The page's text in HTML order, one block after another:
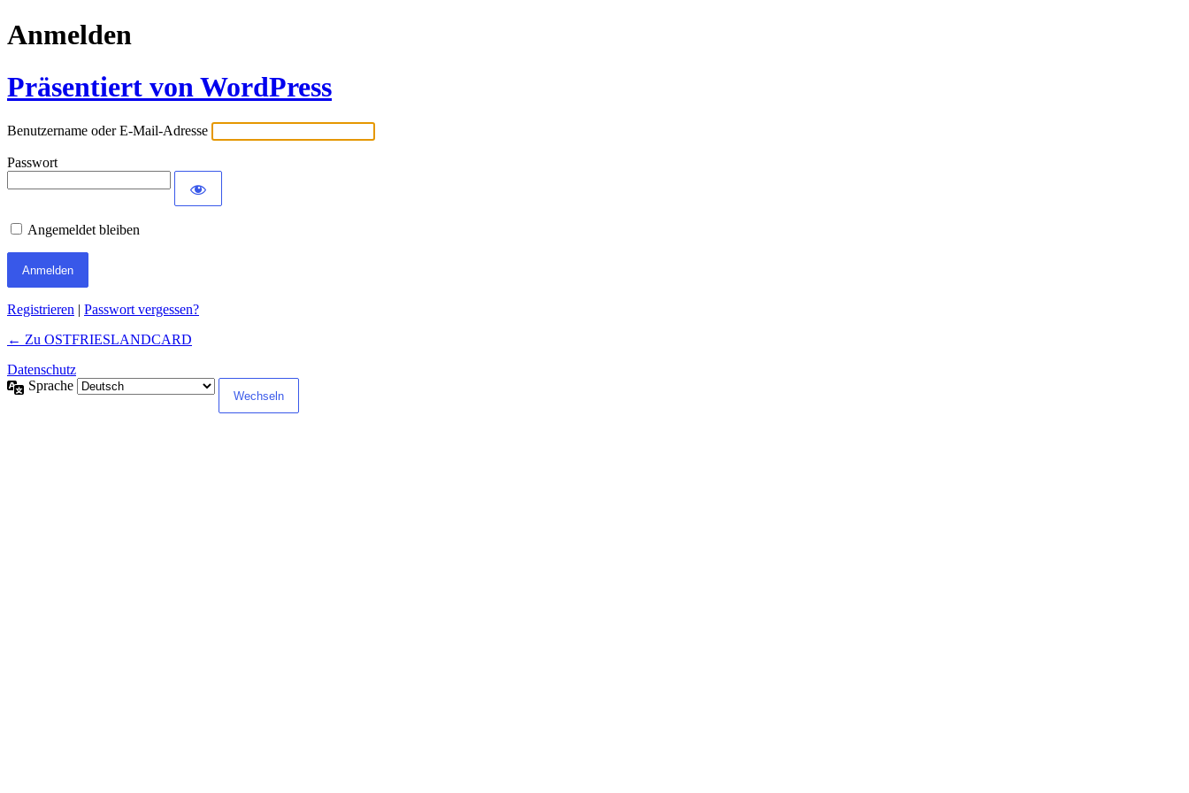
Anmelden
Präsentiert von WordPress
Benutzername oder E-Mail-Adresse
Passwort
Angemeldet bleiben
Registrieren | Passwort vergessen?
← Zu OSTFRIESLANDCARD
Datenschutz
Sprache